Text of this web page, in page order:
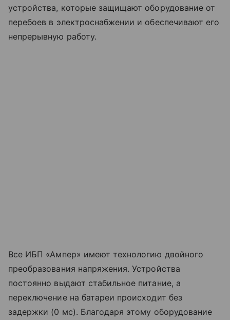
устройства, которые защищают оборудование от
перебоев в электроснабжении и обеспечивают его
непрерывную работу.
Все ИБП «Ампер» имеют технологию двойного
преобразования напряжения. Устройства
постоянно выдают стабильное питание, а
переключение на батареи происходит без
задержки (0 мс). Благодаря этому оборудование